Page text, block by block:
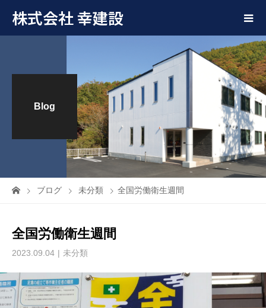
株式会社 幸建設
Blog
ブログ 未分類 全国労働衛生週間
全国労働衛生週間
2023.09.04 未分類